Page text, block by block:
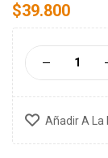
$39.800
Añadir A La